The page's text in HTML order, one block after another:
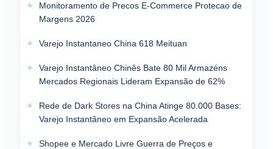
Monitoramento de Precos E-Commerce Protecao de
Margens 2026
Varejo Instantaneo China 618 Meituan
Varejo Instantâneo Chinês Bate 80 Mil Armazéns
Mercados Regionais Lideram Expansão de 62%
Rede de Dark Stores na China Atinge 80.000 Bases:
Varejo Instantâneo em Expansão Acelerada
Shopee e Mercado Livre Guerra de Preços e